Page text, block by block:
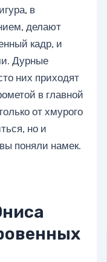
в
делают
кадр, и
Дурные
них приходят
в главной
от хмурого
но и
поняли намек.